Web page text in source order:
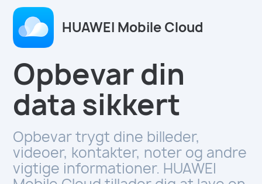
HUAWEI Mobile Cloud
Opbevar din
data sikkert
Opbevar trygt dine billeder,
videoer, kontakter, noter og andre
vigtige informationer. HUAWEI